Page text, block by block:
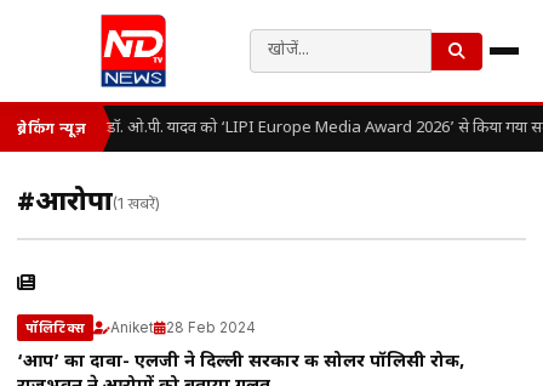
ब्रेकिंग न्यूज़ डॉ. ओ.पी. यादव को ‘LIPI Europe Media Award 2026’ से किया गया
#आरोपों(1 खबरें)
पॉलिटिक्स Aniket 28 Feb 2024
‘आप’ का दावा- एलजी ने दिल्ली सरकार की सोलर पॉलिसी रोकी,